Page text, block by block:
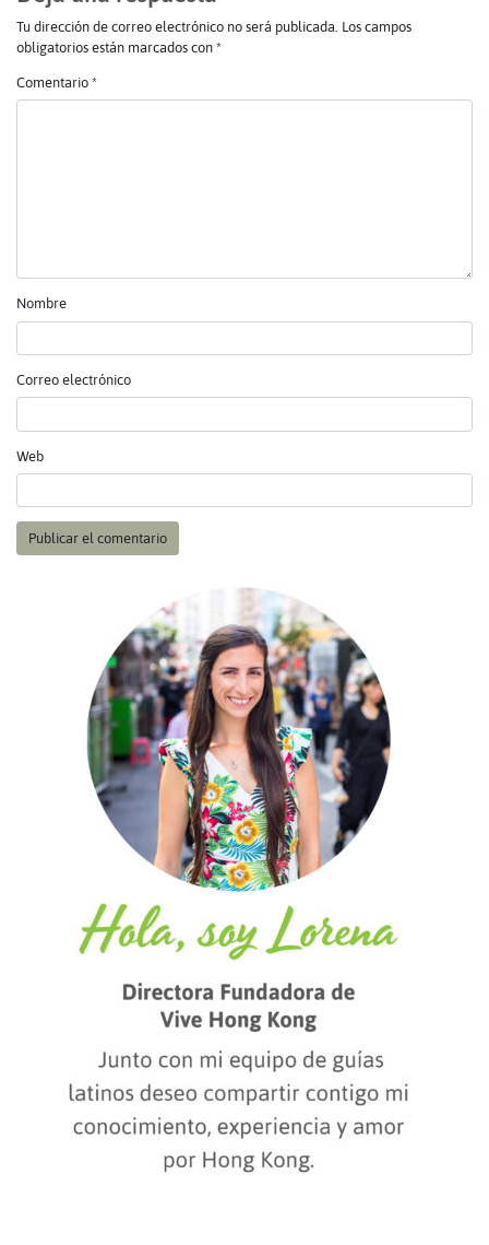
Tu dirección de correo electrónico no será publicada. Los campos
obligatorios están marcados con *
Comentario *
Nombre
Correo electrónico
Web